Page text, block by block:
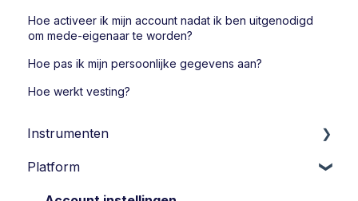
Hoe activeer ik mijn account nadat ik ben uitgenodigd
om mede-eigenaar te worden?
Hoe pas ik mijn persoonlijke gegevens aan?
Hoe werkt vesting?
Instrumenten
Leningen
Platform